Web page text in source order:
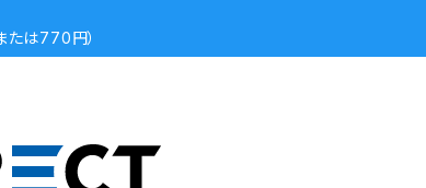
たは770円）